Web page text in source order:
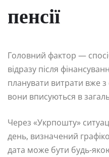
пенсії
Головний фактор —
відразу після
планувати витрати вже з
вони вписуються в
Через «Укрпошту»
день, визначений
дата може бути будь-